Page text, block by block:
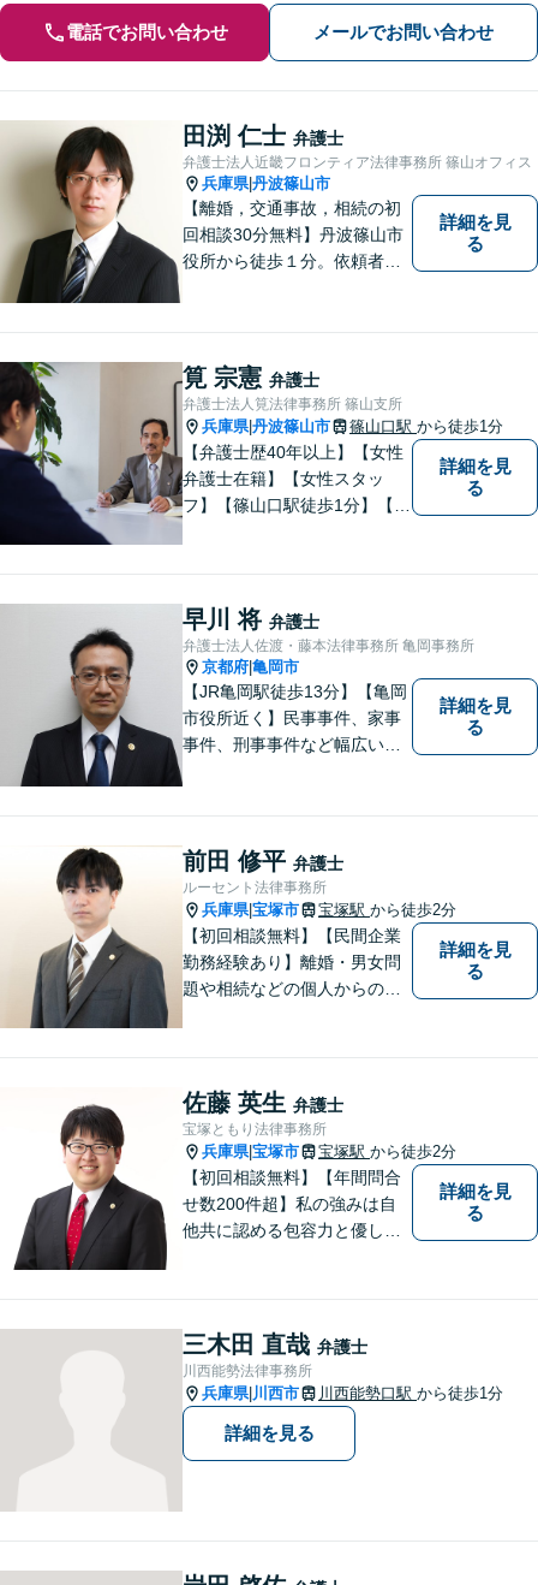
電話でお問い合わせ メールでお問い合わせ
田渕 仁士 弁護士
弁護士法人近畿フロンティア法律事務所 篠山オフィス
兵庫県|丹波篠山市
【離婚，交通事故，相続の初
回相談30分無料】丹波篠山市
役所から徒歩１分。依頼者の
的な助言を行います。相談メ
モ無料。受任後はチャット連
携可。
詳細を見
る
筧 宗憲 弁護士
弁護士法人筧法律事務所 篠山支所
兵庫県|丹波篠山市 篠山口駅 から徒歩1分
【弁護士歴40年以上】【女性
弁護士在籍】【女性スタッ
フ】【篠山口駅徒歩1分】【夜
談ください。様々な悩みや不
安に寄り添い、お抱えの問題
の迅速かつ適切な解決を目指
します。
詳細を見
る
早川 将 弁護士
弁護士法人佐渡・藤本法律事務所 亀岡事務所
京都府 亀岡市
【JR亀岡駅徒歩13分】【亀岡
市役所近く】民事事件、家事
事件、刑事事件など幅広い分
い法的サービスを提供できる
よう努めて参ります。 何でも
お気軽ご相談ください。
詳細を見
る
前田 修平 弁護士
ルーセント法律事務所
兵庫県|宝塚市 宝塚駅 から徒歩2分
【初回相談無料】【民間企業
勤務経験あり】離婚・男女問
題や相続などの個人からのご
不安を和らげられるように丁
寧に向き合います【夜間・休
日面談可】
詳細を見
る
佐藤 英生 弁護士
宝塚ともり法律事務所
兵庫県|宝塚市 宝塚駅 から徒歩2分
【初回相談無料】【年間問合
せ数200件超】私の強みは自
他共に認める包容力と優しさ
お一人で悩まずに、一度ご相
談にいらしてください。【現
役非常勤裁判官】【宝塚駅徒
歩3分】
詳細を見
る
三木田 直哉 弁護士
川西能勢法律事務所
兵庫県| 川西市 川西能勢口駅 から徒歩1分
詳細を見る